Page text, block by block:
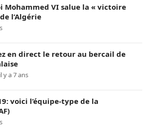
Mohammed VI salue la « victoire
l’Algérie
en direct le retour au bercail de
il y a 7 ans
voici l’équipe-type de la